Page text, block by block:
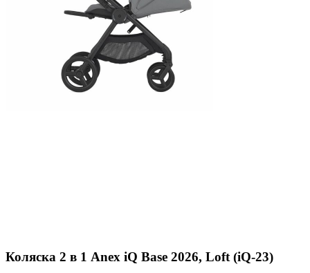
Коляска 2 в 1 Anex iQ Base 2026, Loft (iQ-23)